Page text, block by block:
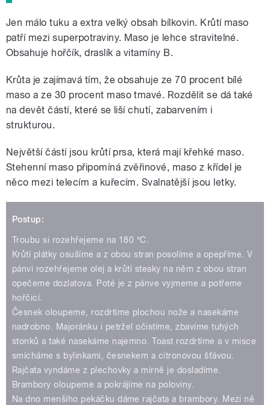
Jen málo tuku a extra velký obsah bílkovin. Krůtí maso
patří mezi superpotraviny. Maso je lehce stravitelné.
Obsahuje hořčík, draslík a vitamíny B.
Krůta je zajímavá tím, že obsahuje ze 70 procent bílé
maso a ze 30 procent maso tmavé. Rozdělit se dá také
na devět částí, které se liší chutí, zabarvením i
strukturou.
Největší částí jsou krůtí prsa, která mají křehké maso.
Stehenní maso připomíná zvěřinové, maso z křídel je
něco mezi telecím a kuřecím. Svalnatější jsou letky.
Postup:
Troubu si rozehřejeme na 180 °C.
Krůtí plátky osušíme a z obou stran posolíme a opepříme. V
pánvi rozehřejeme olej a krůtí steaky na něm z obou stran
opečeme dozlatova. Poté je z pánve vyjmeme a potřeme
hořčicí.
Česnek oloupeme, rozdrtíme plochou nože a nasekáme
nadrobno. Majoránku i petržel očistíme, zbavíme tuhých
stonků a také nasekáme najemno. Toast rozdrtíme a v misce
smícháme s bylinkami, česnekem a citronovou šťávou.
Rajčata vyndáme z plechovky a mírně je dosladíme.
Brambory oloupeme a pokrájíme na poloviny.
Na dno menšího pekáčku dáme rajčata a brambory. Mezi ně